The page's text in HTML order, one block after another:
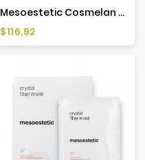
Mesoestetic Cosmelan 2 Krem Na Przebarwienia - 30 G
Cena
$116,92